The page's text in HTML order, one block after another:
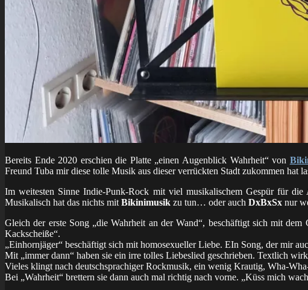
Bereits Ende 2020 erschien die Platte „einen Augenblick Wahrheit“ von
Freund Tuba mir diese tolle Musik aus dieser verrückten Stadt zukommen hat
Im weitesten Sinne Indie-Punk-Rock mit viel musikalischem Gespür für
Musikalisch hat das nichts mit Bikinimusik zu tun… oder auch DxBxSx nur
Gleich der erste Song „die Wahrheit an der Wand“, beschäftigt sich mit
Kackscheiße“.
„Einhornjäger“ beschäftigt sich mit homosexueller Liebe. EIn Song, der mir
Mit „immer dann“ haben sie ein irre tolles Liebeslied geschrieben. Textlich
Vieles klingt nach deutschsprachiger Rockmusik, ein wenig Krautig, Wha-
Bei „Wahrheit“ brettern sie dann auch mal richtig nach vorne. „Küss mich